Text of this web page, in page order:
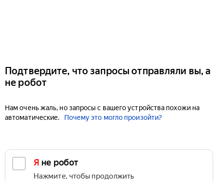
Подтвердите, что запросы отправляли вы, а
не робот
Нам очень жаль, но запросы с вашего устройства похожи на
автоматические.
Почему это могло произойти?
Я не робот
Нажмите, чтобы продолжить